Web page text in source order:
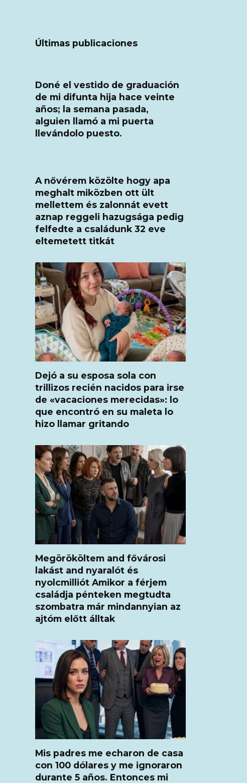
Últimas publicaciones
Doné el vestido de graduación
de mi difunta hija hace veinte
años; la semana pasada,
alguien llamó a mi puerta
llevándolo puesto.
A nővérem közölte hogy apa
meghalt miközben ott ült
mellettem és zalonnát evett
aznap reggeli hazugsága pedig
felfedte a családunk 32 eve
eltemetett titkát
Dejó a su esposa sola con
trillizos recién nacidos para irse
de «vacaciones merecidas»: lo
que encontró en su maleta lo
hizo llamar gritando
Megörököltem and fővárosi
lakást and nyaralót és
nyolcmilliót Amikor a férjem
családja pénteken megtudta
szombatra már mindannyian az
ajtóm előtt álltak
Mis padres me echaron de casa
con 100 dólares y me ignoraron
durante 5 años. Entonces mi